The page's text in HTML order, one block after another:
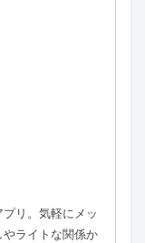
リ。気軽にメッ
ライトな関係か